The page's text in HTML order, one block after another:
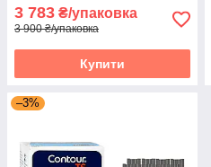
3 783 ₴/упаковка
3 900 ₴/упаковка
Купити
–3%